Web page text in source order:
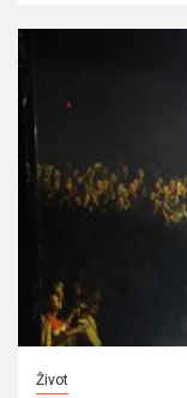
Život